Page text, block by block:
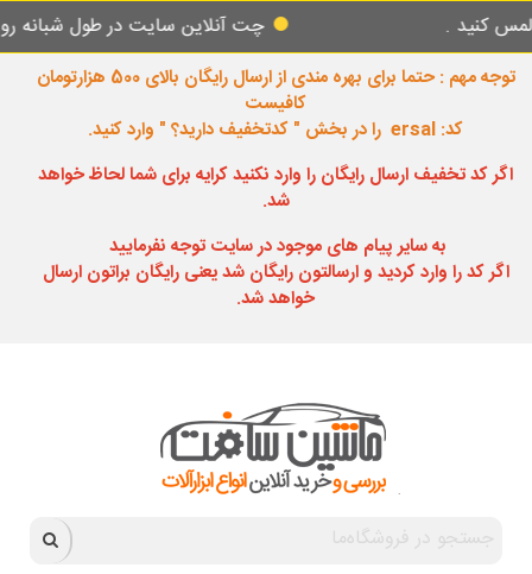
. چت آنلاین سایت در طول شبانه روز
توجه مهم : حتما برای بهره مندی از ارسال رایگان بالای 500 هزارتومان
کافیست
کد: ersal را در بخش " کدتخفیف دارید؟ " وارد کنید.
اگر کد تخفیف ارسال رایگان را وارد نکنید کرایه برای شما لحاظ خواهد
شد.
به سایر پیام های موجود در سایت توجه نفرمایید
اگر کد را وارد کردید و ارسالتون رایگان شد یعنی رایگان براتون ارسال
خواهد شد.